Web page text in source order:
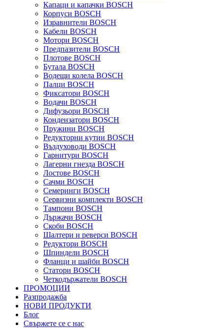
Капаци и капачки BOSCH
Корпуси BOSCH
Изравнители BOSCH
Кабели BOSCH
Мотори BOSCH
Предпазители BOSCH
Плотове BOSCH
Бутала BOSCH
Водещи колела BOSCH
Палци BOSCH
Фиксатори BOSCH
Водачи BOSCH
Дифузьори BOSCH
Кондензатори BOSCH
Пружини BOSCH
Редукторни кутии BOSCH
Въздуховоди BOSCH
Гарнитури BOSCH
Лагерни гнезда BOSCH
Лостове BOSCH
Сачми BOSCH
Семеринги BOSCH
Сервизни комплекти BOSCH
Тампони BOSCH
Държачи BOSCH
Скоби BOSCH
Шалтери и реверси BOSCH
Редуктори BOSCH
Шпиндели BOSCH
Фланци и шайби BOSCH
Статори BOSCH
Четкодържатели BOSCH
ПРОМОЦИИ
Разпродажба
НОВИ ПРОДУКТИ
Блог
Свържете се с нас